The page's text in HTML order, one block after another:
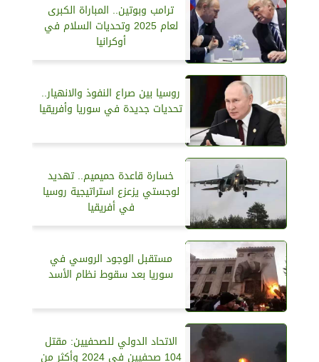
ترامب وبوتين.. المباراة الكبرى
لعام 2025 وتحديات السلام في
أوكرانيا
روسيا بين صراع النفوذ والانهيار..
تحديات جديدة في سوريا وأفريقيا
خسارة قاعدة حميميم.. تهديد
لوجستي يزعزع استراتيجية روسيا
في أفريقيا
مستقبل الوجود الروسي في
سوريا بعد سقوط نظام الأسد
الاتحاد الدولي للصحفيين: مقتل
104 صحفيين في 2024 وأكثر من